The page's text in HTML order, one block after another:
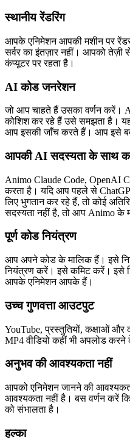
स्थानीय रेंडरिंग
आपके एनिमेशन आपकी मशीन पर
सर्वर का इंतज़ार नहीं। आपको
कंप्यूटर पर रहता है।
AI कोड जनरेशन
जो आप चाहते हैं उसका वर्णन करें।
कोशिश कर रहे हैं उसे समझता है।
आप इसकी जाँच करते हैं। आप इसे
आपकी AI सदस्यता के साथ
Animo Claude Code, OpenAI
करता है। यदि आप पहले से
लिए भुगतान कर रहे हैं, तो कोई
सदस्यता नहीं है, तो आप Animo के
पूर्ण कोड नियंत्रण
आप अपने कोड के मालिक हैं। इसे
नियंत्रण करें। इसे कमिट करें। इसे
आपके एनिमेशन आपके हैं।
उच्च गुणवत्ता आउटपुट
YouTube, प्रस्तुतियों, कक्षाओं और
MP4 वीडियो कहीं भी अपलोड करने
अनुभव की आवश्यकता नहीं
आपको एनिमेशन जानने की
आवश्यकता नहीं है। बस वर्णन करें
को संभालता है।
हल्का